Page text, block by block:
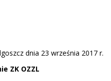
dnia 23 września 2017 r.
ZK OZZL